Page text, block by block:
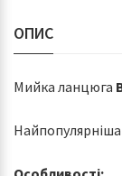
ОПИС
Мийка ланцюга